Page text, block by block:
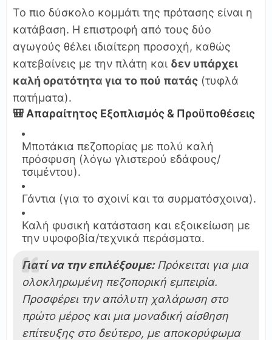
Το πιο δύσκολο κομμάτι της πρότασης είναι η
κατάβαση. Η επιστροφή από τους δύο
αγωγούς θέλει ιδιαίτερη προσοχή, καθώς
κατεβαίνεις με την πλάτη και δεν υπάρχει
καλή ορατότητα για το πού πατάς (τυφλά
πατήματα).
🎒 Απαραίτητος Εξοπλισμός & Προϋποθέσεις
Μποτάκια πεζοπορίας με πολύ καλή
πρόσφυση (λόγω γλιστερού εδάφους/
τσιμέντου).
Γάντια (για το σχοινί και τα συρματόσχοινα).
Καλή φυσική κατάσταση και εξοικείωση με
την υψοφοβία/τεχνικά περάσματα.
Γιατί να την επιλέξουμε:Πρόκειται για μια
ολοκληρωμένη πεζοπορική εμπειρία.
Προσφέρει την απόλυτη χαλάρωση στο
πρώτο μέρος και μια μοναδική αίσθηση
επίτευξης στο δεύτερο, με αποκορύφωμα